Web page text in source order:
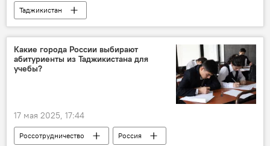
Таджикистан
РФ - Исламский мир: KazanForum-2025
Культура
Казань
Какие города России выбирают
абитуриенты из Таджикистана для
учебы?
17 мая 2025, 17:44
Россотрудничество
Россия